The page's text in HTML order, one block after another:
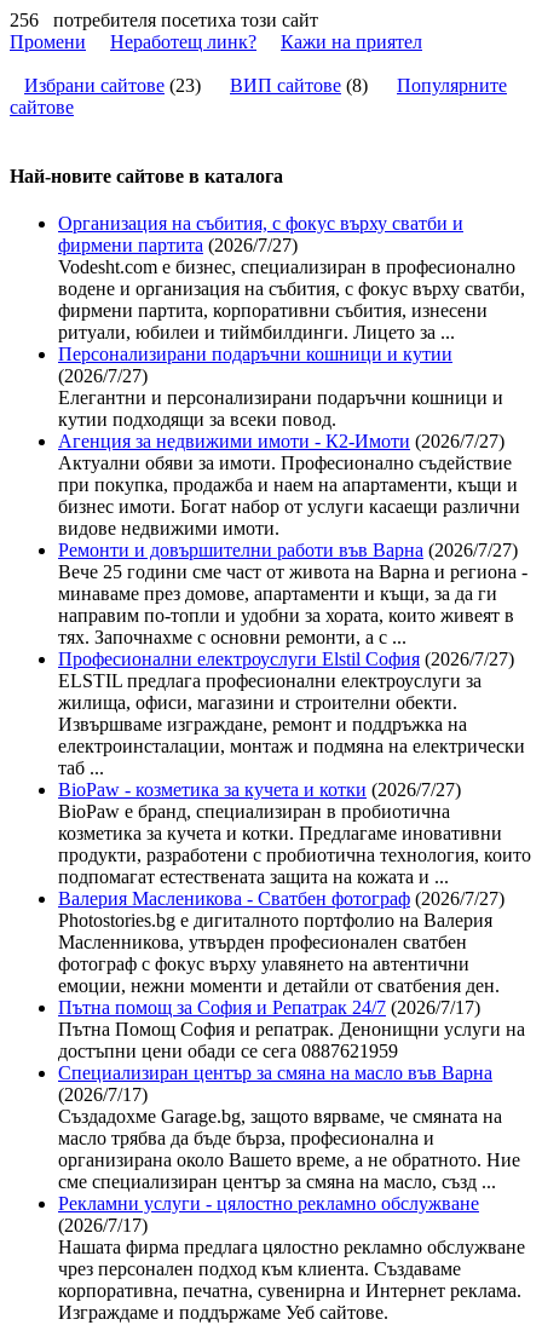
256 потребителя посетиха този сайт
Промени
Неработещ линк? Кажи на приятел
Избрани сайтове (23) ВИП сайтове (8) Популярните
сайтове
Най-новите сайтoве в каталога
Организация на събития, с фокус върху сватби и
фирмени партита (2026/7/27)
Vodesht.com е бизнес, специализиран в професионално
водене и организация на събития, с фокус върху сватби,
фирмени партита, корпоративни събития, изнесени
ритуали, юбилеи и тиймбилдинги. Лицето за ...
Персонализирани подаръчни кошници и кутии
(2026/7/27)
Елегантни и персонализирани подаръчни кошници и
кутии подходящи за всеки повод.
Агенция за недвижими имоти - К2-Имоти (2026/7/27)
Актуални обяви за имоти. Професионално съдействие
при покупка, продажба и наем на апартаменти, къщи и
бизнес имоти. Богат набор от услуги касаещи различни
видове недвижими имоти.
Ремонти и довършителни работи във Варна (2026/7/27)
Вече 25 години сме част от живота на Варна и региона -
минаваме през домове, апартаменти и къщи, за да ги
направим по-топли и удобни за хората, които живеят в
тях. Започнахме с основни ремонти, а с ...
Професионални електроуслуги Elstil София (2026/7/27)
ELSTIL предлага професионални електроуслуги за
жилища, офиси, магазини и строителни обекти.
Извършваме изграждане, ремонт и поддръжка на
електроинсталации, монтаж и подмяна на електрически
таб ...
BioPaw - козметика за кучета и котки (2026/7/27)
BioPaw е бранд, специализиран в пробиотична
козметика за кучета и котки. Предлагаме иновативни
продукти, разработени с пробиотична технология, които
подпомагат естествената защита на кожата и ...
Валерия Масленикова - Сватбен фотограф (2026/7/27)
Photostories.bg е дигиталното портфолио на Валерия
Масленникова, утвърден професионален сватбен
фотограф с фокус върху улавянето на автентични
емоции, нежни моменти и детайли от сватбения ден.
Пътна помощ за София и Репатрак 24/7 (2026/7/17)
Пътна Помощ София и репатрак. Денонищни услуги на
достъпни цени обади се сега 0887621959
Специализиран център за смяна на масло във Варна
(2026/7/17)
Създадохме Garage.bg, защото вярваме, че смяната на
масло трябва да бъде бърза, професионална и
организирана около Вашето време, а не обратното. Ние
сме специализиран център за смяна на масло, създ ...
Рекламни услуги - цялостно рекламно обслужване
(2026/7/17)
Нашата фирма предлага цялостно рекламно обслужване
чрез персонален подход към клиента. Създаваме
корпоративна, печатна, сувенирна и Интернет реклама.
Изграждаме и поддържаме Уеб сайтове.